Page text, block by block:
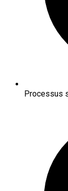
Processus